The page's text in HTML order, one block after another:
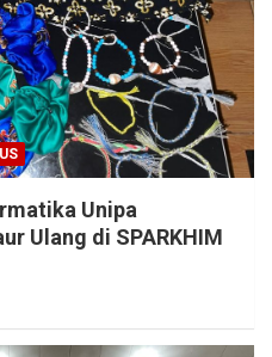
Unipa
Ulang di SPARKHIM